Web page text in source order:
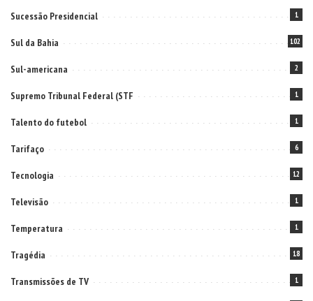
Sucessão Presidencial 1
Sul da Bahia 102
Sul-americana 2
Supremo Tribunal Federal (STF 1
Talento do futebol 1
Tarifaço 6
Tecnologia 12
Televisão 1
Temperatura 1
Tragédia 18
Transmissões de TV 1